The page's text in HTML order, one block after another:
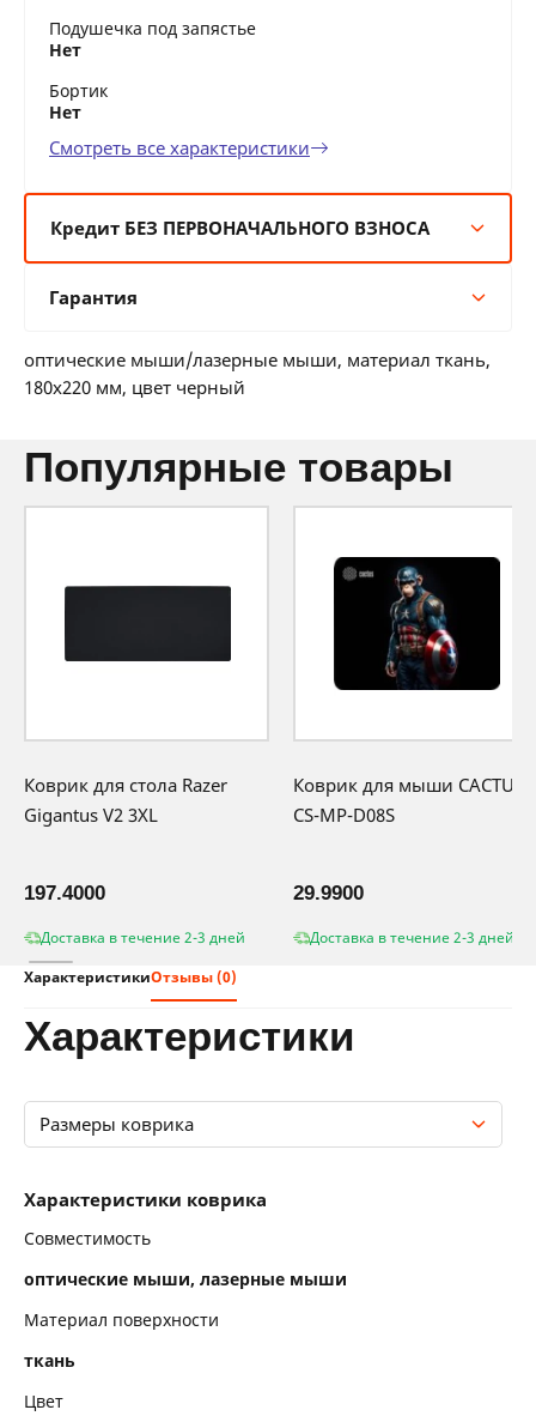
Подушечка под запястье
Нет
Бортик
Нет
Смотреть все характеристики
Кредит БЕЗ ПЕРВОНАЧАЛЬНОГО ВЗНОСА
12 мес:2 BYN/мес
36 мес:1 BYN/мес
Гарантия
12 месяцев официальной гарантии от
производителя
оптические мыши/лазерные мыши, материал ткань,
180x220 мм, цвет черный
популярные товары
Коврик для стола Razer
Gigantus V2 3XL
197.4000
Доставка в течение 2-3 дней
Коврик для мыши CACTUS
CS-MP-D08S
29.9900
Доставка в течение 2-3 дней
ХарактеристикиОтзывы (0)
характеристики
Размеры коврика
Размеры коврика
Характеристики коврика
Совместимость
оптические мыши, лазерные мыши
Материал поверхности
ткань
Цвет